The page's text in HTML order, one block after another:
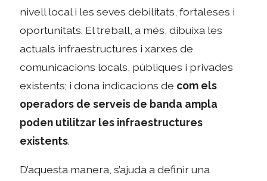
nivell local i les seves debilitats, fortaleses i
oportunitats. El treball, a més, dibuixa les
actuals infraestructures i xarxes de
comunicacions locals, públiques i privades
existents; i dona indicacions de com els
operadors de serveis de banda ampla
poden utilitzar les infraestructures
existents.
D’aquesta manera, s’ajuda a definir una